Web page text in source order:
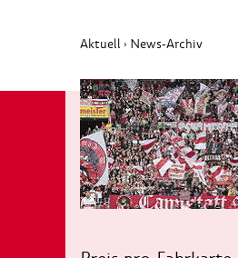
Aktuell › News-Archiv